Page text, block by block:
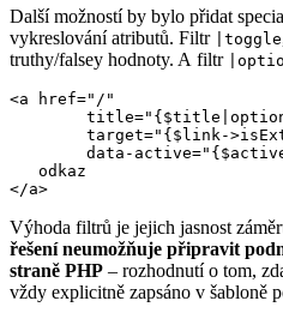
Další možností by bylo přidat
vykreslování atributů. Filtr
|toggle
truthy/falsey hodnoty. A filtr
<a href="/"
   odkaz
Výhoda filtrů je jejich jasnost
řešení neumožňuje připravit
straně PHP – rozhodnutí o tom,
vždy explicitně zapsáno v šabloně